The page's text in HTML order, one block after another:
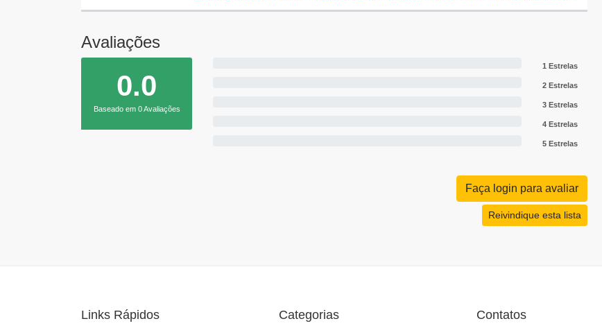
Avaliações
0.0
Baseado em 0 Avaliações
1 Estrelas
2 Estrelas
3 Estrelas
4 Estrelas
5 Estrelas
Faça login para avaliar
Reivindique esta lista
Links Rápidos Categorias Contatos